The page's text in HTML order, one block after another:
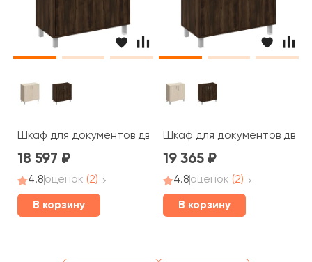
Шкаф для документов две глухие двери без замка
18 597
4.8оценок (2)
В корзину
Шкаф для документов две
19 365
4.8оценок (2)
В корзину